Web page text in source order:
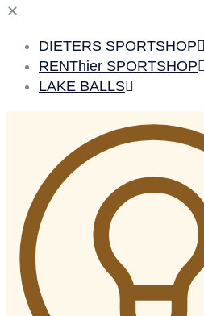
✕
DIETERS SPORTSHOP
RENThier SPORTSHOP
LAKE BALLS